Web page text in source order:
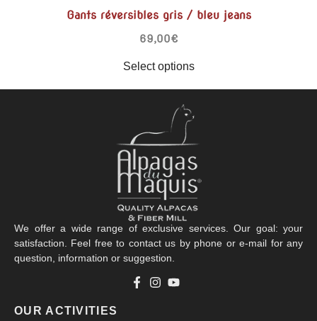
Gants réversibles gris / bleu jeans
69,00€
Select options
We offer a wide range of exclusive services. Our goal: your
satisfaction. Feel free to contact us by phone or e-mail for any
question, information or suggestion.
OUR ACTIVITIES